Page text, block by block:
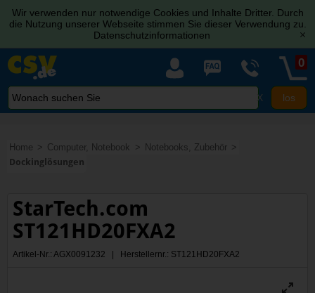
Wir verwenden nur notwendige Cookies und Inhalte Dritter. Durch
die Nutzung unserer Webseite stimmen Sie dieser Verwendung zu.
Datenschutzinformationen
[x]
X
0
Home Computer, Notebook
Notebooks, Zubehör
Dockinglösungen
StarTech.com
ST121HD20FXA2
Artikel-Nr.: AGX0091232 | Herstellernr.: ST121HD20FXA2